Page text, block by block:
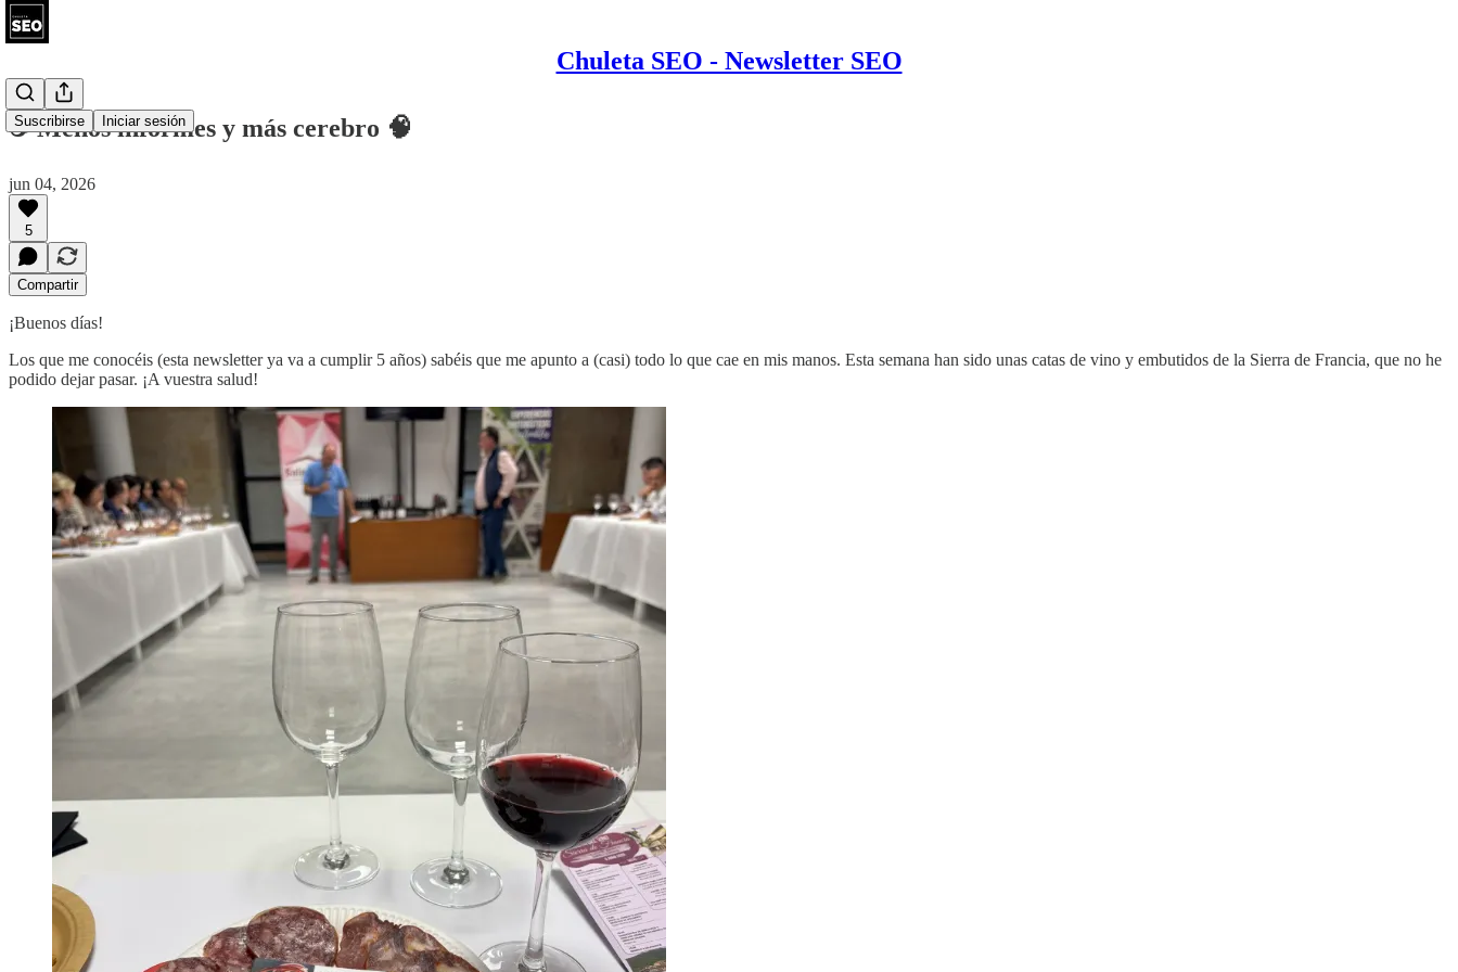
Chuleta SEO - Newsletter SEO
Suscribirse Iniciar sesión
☕ Menos informes y más cerebro 🧠
jun 04, 2026
5
Compartir
¡Buenos días!
Los que me conocéis (esta newsletter ya va a cumplir 5 años) sabéis que me apunto a (casi) todo lo que cae en mis manos. Esta semana han sido unas catas de vino y embutidos de la Sierra de Francia, que no he
podido dejar pasar. ¡A vuestra salud!